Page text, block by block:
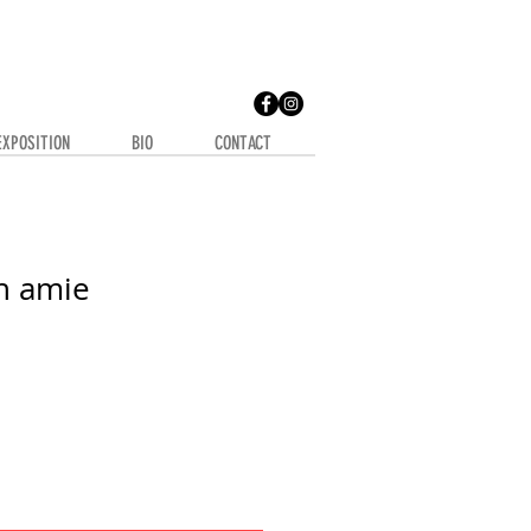
BIO CONTACT
amie